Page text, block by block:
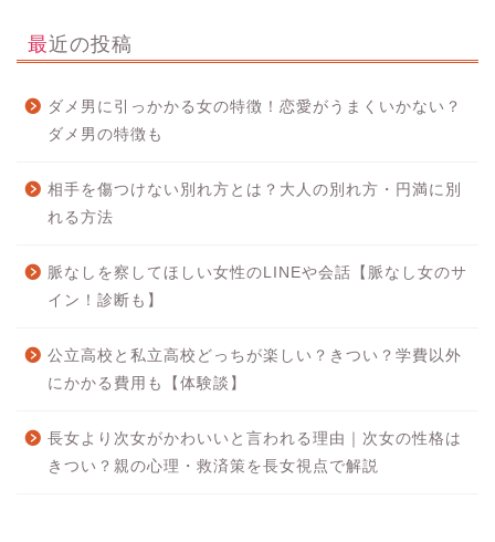
最近の投稿
ダメ男に引っかかる女の特徴！恋愛がうまくいかない？
ダメ男の特徴も
相手を傷つけない別れ方とは？大人の別れ方・円満に別
れる方法
脈なしを察してほしい女性のLINEや会話【脈なし女のサ
イン！診断も】
公立高校と私立高校どっちが楽しい？きつい？学費以外
にかかる費用も【体験談】
長女より次女がかわいいと言われる理由｜次女の性格は
きつい？親の心理・救済策を長女視点で解説